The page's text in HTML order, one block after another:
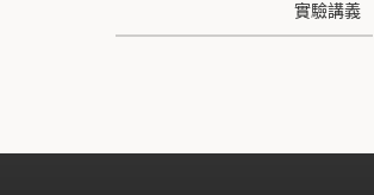
實驗講義